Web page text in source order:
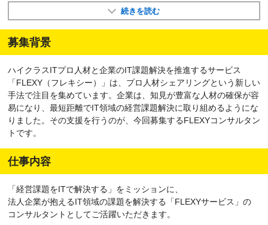
続きを読む
募集背景
ハイクラスITプロ人材と企業のIT課題解決を推進するサービス
「FLEXY（フレキシー）」は、プロ人材シェアリングという新しい
手法で注目を集めています。企業は、知見が豊富な人材の確保が容
易になり、最短距離でIT領域の経営課題解決に取り組めるようにな
りました。その支援を行うのが、今回募集するFLEXYコンサルタン
トです。
仕事内容
「経営課題をITで解決する」をミッションに、
法人企業が抱えるIT領域の課題を解決する「FLEXYサービス」の
コンサルタントとしてご活躍いただきます。